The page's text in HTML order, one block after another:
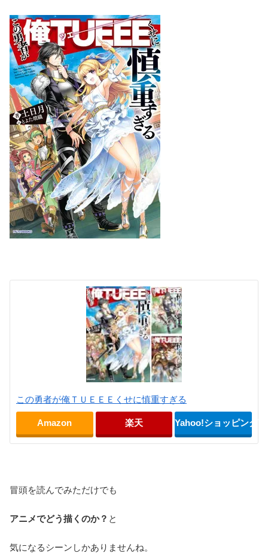
この勇者が俺ＴＵＥＥＥくせに慎重すぎる
Amazon 楽天 Yahoo!ショッピング
冒頭を読んでみただけでも
アニメでどう描くのか？ と
気になるシーンしかありませんね。